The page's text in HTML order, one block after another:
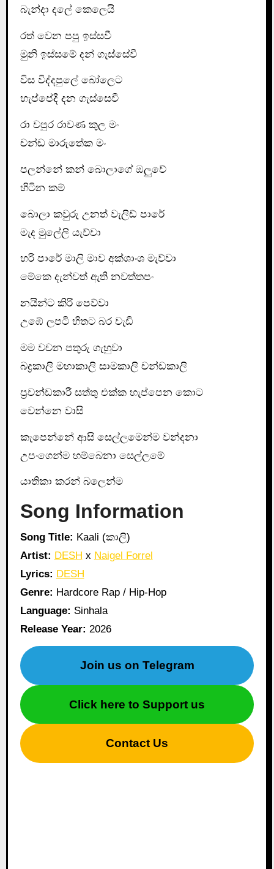
බැන්දා දලේ කෙලෙයි
රත් වෙන පපු ඉස්සවී
මුනි ඉස්සමේ දන් ගැස්සේවී
විස විද්දපුලේ බෝලෙට
හැප්පේදී දන ගැස්සෙවී
රා වපුර රාවණ කුල මං
චන්ඩ මාරුතේක මං
පලන්නේ කන් බොලාගේ ඔලුවේ
හිටින කම්
බොලා කවුරු උනත් වැලිඩ් පාරේ
මැද මුලේලි යැව්වා
හරි පාරේ මාලි මාව අක්ශාංශ මැව්වා
මේකෙ දැන්වත් ඇති නවත්තපං
නයින්ට කිරි පෙව්වා
උඹේ ලපටි හිතට බර වැඩි
මම වචන පතුරු ගැහුවා
බද්‍රකාලි මහාකාලි සාමකාලි චන්ඩකාලි
ප්‍රචන්ඩකාරී සත්තු එක්ක හැප්පෙන කොට
වෙන්නෙ වාසි
කැපෙන්නේ ආසි සෙල්ලමෙන්ම වන්දනා
උපංගෙන්ම හම්බෙනා සෙල්ලමේ
යාතිකා කරන් බලෙන්ම
Song Information
Song Title: Kaali (කාලි)
Artist: DESH x Naigel Forrel
Lyrics: DESH
Genre: Hardcore Rap / Hip-Hop
Language: Sinhala
Release Year: 2026
Join us on Telegram
Click here to Support us
Contact Us